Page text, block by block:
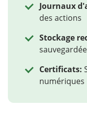
Journaux
des actions
Stockage
Certificats:
numériques